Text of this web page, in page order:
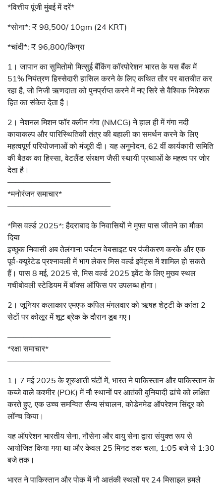
*वित्तीय पूंजी मुंबई में दरें*
*सोना*: ₹ 98,500/ 10gm (24 KRT)
*चांदी*: ₹ 96,800/किग्रा
1। जापान का सुमितोमो मित्सुई बैंकिंग कॉरपोरेशन भारत के यस बैंक में
51% नियंत्रण हिस्सेदारी हासिल करने के लिए कथित तौर पर बातचीत कर
रहा है, जो निजी ऋणदाता को पुनर्प्राप्त करने में नए सिरे से वैश्विक निवेशक
हित का संकेत देता है।
2। नेशनल मिशन फॉर क्लीन गंगा (NMCG) ने हाल ही में गंगा नदी
कायाकल्प और पारिस्थितिकी तंत्र की बहाली का समर्थन करने के लिए
महत्वपूर्ण परियोजनाओं को मंजूरी दी। यह अनुमोदन, 62 वीं कार्यकारी समिति
की बैठक का हिस्सा, वेटलैंड संरक्षण जैसी स्थायी प्रथाओं के महत्व पर जोर
देता है।
—————————————
*मनोरंजन समाचार*
—————————————
*मिस वर्ल्ड 2025*: हैदराबाद के निवासियों ने मुफ्त पास जीतने का मौका
दिया
इच्छुक निवासी अब तेलंगाना पर्यटन वेबसाइट पर पंजीकरण करके और एक
पूर्व-क्यूरेटेड प्रश्नावली में भाग लेकर मिस वर्ल्ड इवेंट्स में शामिल हो सकते
हैं। पास 8 मई, 2025 से, मिस वर्ल्ड 2025 इवेंट के लिए मुख्य स्थल
गचीबोवली स्टेडियम में बॉक्स ऑफिस पर उपलब्ध होगा।
2। जूनियर कलाकार एमएफ कपिल मंगलवार को ऋषह शेट्टी के कांता 2
सेटों पर कोलूर में शूट ब्रेक के दौरान डूब गए।
—————————————
*रक्षा समाचार*
—————————————
1। 7 मई 2025 के शुरुआती घंटों में, भारत ने पाकिस्तान और पाकिस्तान के
कब्जे वाले कश्मीर (POK) में नौ स्थानों पर आतंकी बुनियादी ढांचे को लक्षित
करते हुए, एक उच्च समन्वित सैन्य संचालन, कोडेनमेड ऑपरेशन सिंदूर को
लॉन्च किया।
यह ऑपरेशन भारतीय सेना, नौसेना और वायु सेना द्वारा संयुक्त रूप से
आयोजित किया गया था और केवल 25 मिनट तक चला, 1:05 बजे से 1:30
बजे तक।
भारत ने पाकिस्तान और पोक में नौ आतंकी स्थलों पर 24 मिसाइल हमले